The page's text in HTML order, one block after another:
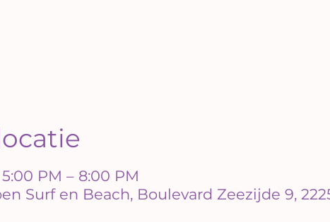
5:00 PM – 8:00 PM
Surf en Beach, Boulevard Zeezijde 9,